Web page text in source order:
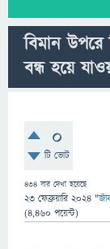
বিমান উপরে
বন্ধ হয়ে
0
টি ভোট
434 বার দেখা হয়েছে
23 ফেব্রুয়ারি 2024 "
(4,460 পয়েন্ট)